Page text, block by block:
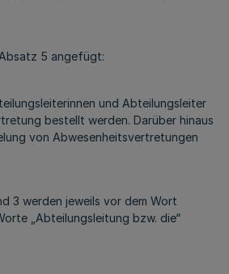
5 angefügt:
und Abteilungsleiter
bestellt werden. Darüber hinaus
von Abwesenheitsvertretungen
3 werden jeweils vor dem Wort
„Abteilungsleitung bzw. die“